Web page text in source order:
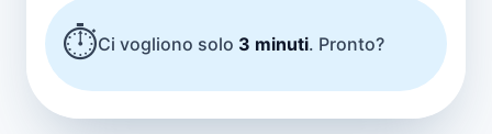
⏱️Ci vogliono solo 3 minuti. Pronto?